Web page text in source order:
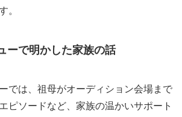
。
ーで明かした家族の話
では、祖母がオーディション会場まで
ピソードなど、家族の温かいサポート